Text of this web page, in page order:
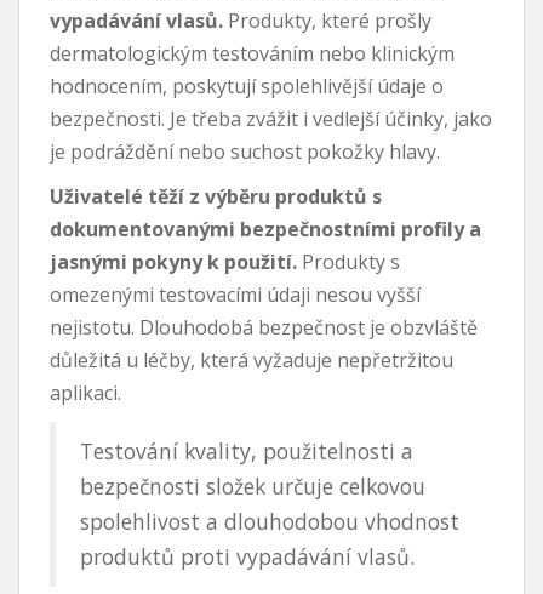
vypadávání vlasů. Produkty, které prošly
dermatologickým testováním nebo klinickým
hodnocením, poskytují spolehlivější údaje o
bezpečnosti. Je třeba zvážit i vedlejší účinky, jako
je podráždění nebo suchost pokožky hlavy.
Uživatelé těží z výběru produktů s
dokumentovanými bezpečnostními profily a
jasnými pokyny k použití. Produkty s
omezenými testovacími údaji nesou vyšší
nejistotu. Dlouhodobá bezpečnost je obzvláště
důležitá u léčby, která vyžaduje nepřetržitou
aplikaci.
Testování kvality, použitelnosti a
bezpečnosti složek určuje celkovou
spolehlivost a dlouhodobou vhodnost
produktů proti vypadávání vlasů.